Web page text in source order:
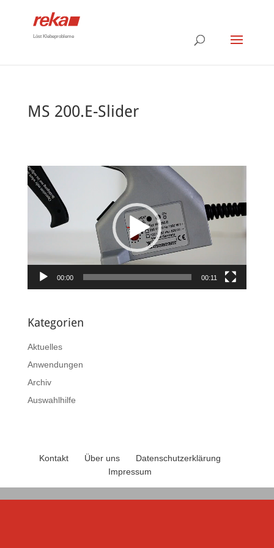
Löst Klebeprobleme
MS 200.E-Slider
Video-
Player
00:00 00:11
Kategorien
Aktuelles
Anwendungen
Archiv
Auswahlhilfe
Kontakt Über uns
Datenschutzerklärung
Impressum